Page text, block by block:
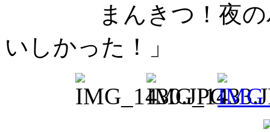
まんきつ！夜のバ
いしかった！」